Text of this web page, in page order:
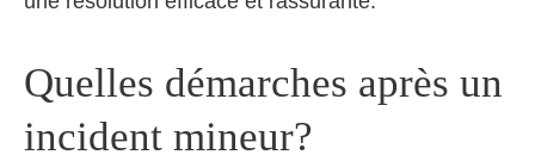
Quelles démarches après un
incident mineur?